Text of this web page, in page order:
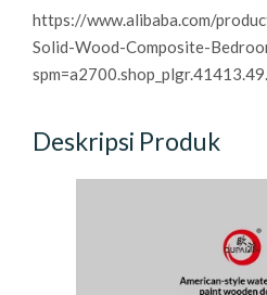
https://www.alibaba.com/
Solid-Wood-Composite-
Deskripsi Produk